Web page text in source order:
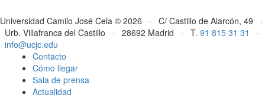
Universidad Camilo José Cela © 2026 · C/ Castillo de Alarcón, 49 ·
Urb. Villafranca del Castillo · 28692 Madrid · T. 91 815 31 31
·
info@ucjc.edu
Contacto
Cómo llegar
Sala de prensa
Actualidad